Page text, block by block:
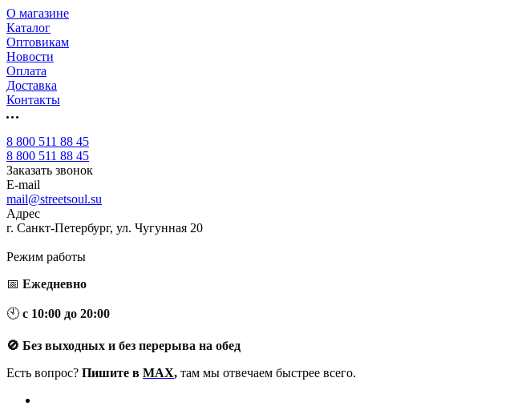
О магазине
Каталог
Оптовикам
Новости
Оплата
Доставка
Контакты
8 800 511 88 45
8 800 511 88 45
Заказать звонок
E-mail
mail@streetsoul.su
Адрес
г. Санкт-Петербург, ул. Чугунная 20
Режим работы
📅 Ежедневно
🕙 с 10:00 до 20:00
🚫 Без выходных и без перерыва на обед
Есть вопрос? Пишите в MAX, там мы отвечаем быстрее всего.